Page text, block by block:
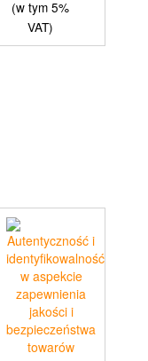
(w tym 5%
VAT)